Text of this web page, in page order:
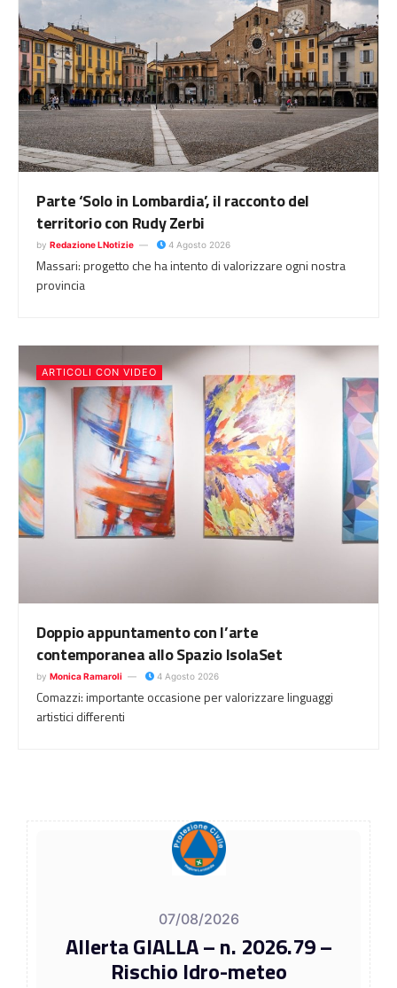
Parte ‘Solo in Lombardia’, il racconto del
territorio con Rudy Zerbi
by Redazione LNotizie 4 Agosto 2026
Massari: progetto che ha intento di valorizzare ogni nostra
provincia
ARTICOLI CON VIDEO
Doppio appuntamento con l’arte
contemporanea allo Spazio IsolaSet
by Monica Ramaroli 4 Agosto 2026
Comazzi: importante occasione per valorizzare linguaggi
artistici differenti
07/08/2026
Allerta GIALLA – n. 2026.79 –
Rischio Idro-meteo